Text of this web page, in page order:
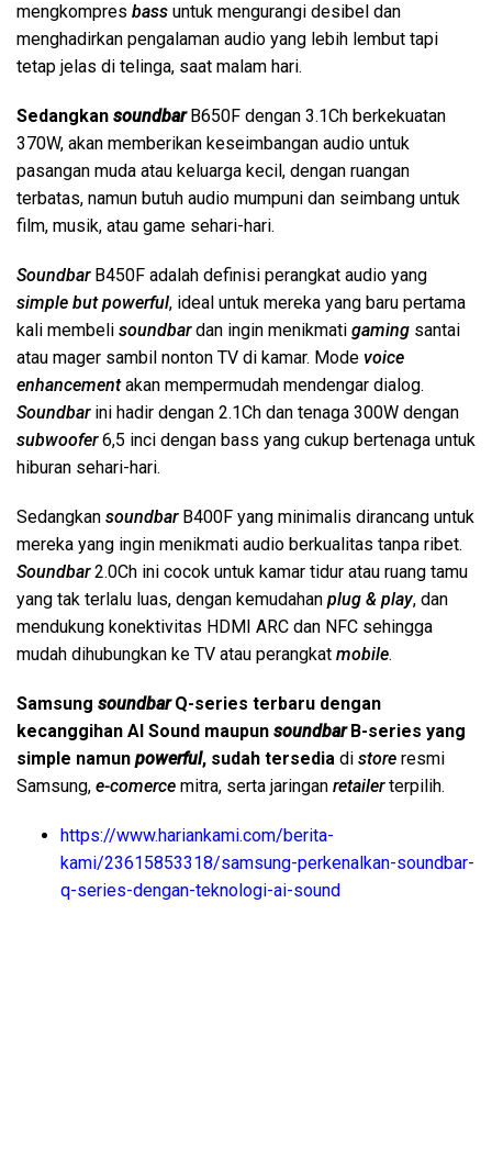
mengkompres bass untuk mengurangi desibel dan
menghadirkan pengalaman audio yang lebih lembut tapi
tetap jelas di telinga, saat malam hari.
Sedangkan soundbar B650F dengan 3.1Ch berkekuatan
370W, akan memberikan keseimbangan audio untuk
pasangan muda atau keluarga kecil, dengan ruangan
terbatas, namun butuh audio mumpuni dan seimbang untuk
film, musik, atau game sehari-hari.
SoundbarB450F adalah definisi perangkat audio yang
simple but powerful, ideal untuk mereka yang baru pertama
kali membeli soundbardan ingin menikmati gaming santai
atau mager sambil nonton TV di kamar. Mode voice
enhancementakan mempermudah mendengar dialog.
Soundbarini hadir dengan 2.1Ch dan tenaga 300W dengan
subwoofer6,5 inci dengan bass yang cukup bertenaga untuk
hiburan sehari-hari.
Sedangkan soundbarB400F yang minimalis dirancang untuk
mereka yang ingin menikmati audio berkualitas tanpa ribet.
Soundbar2.0Ch ini cocok untuk kamar tidur atau ruang tamu
yang tak terlalu luas, dengan kemudahan plug & play, dan
mendukung konektivitas HDMI ARC dan NFC sehingga
mudah dihubungkan ke TV atau perangkat mobile.
Samsung soundbarQ-series terbaru dengan
kecanggihan AI Sound maupun soundbarB-series yang
simple namun powerful, sudah tersedia di store resmi
Samsung, e-comerce mitra, serta jaringan retailerterpilih.
https://www.hariankami.com/berita-
kami/23615853318/samsung-perkenalkan-soundbar-
q-series-dengan-teknologi-ai-sound